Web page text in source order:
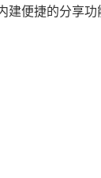
建便捷的分享